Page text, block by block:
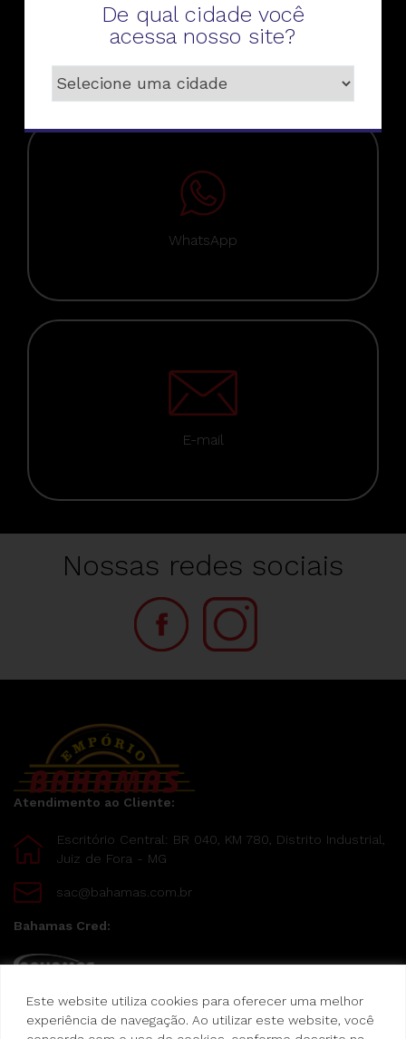
Este website utiliza cookies para oferecer uma melhor
experiência de navegação. Ao utilizar este website, você
Telefone
WhatsApp
E-mail
Nossas redes sociais
Atendimento ao Cliente:
Escritório Central: BR 040, KM 780, Distrito Industrial,
Juiz de Fora - MG
sac@bahamas.com.br
Bahamas Cred:
Pague suas compras com o Bahamas Cred
De qual cidade você
acessa nosso site?